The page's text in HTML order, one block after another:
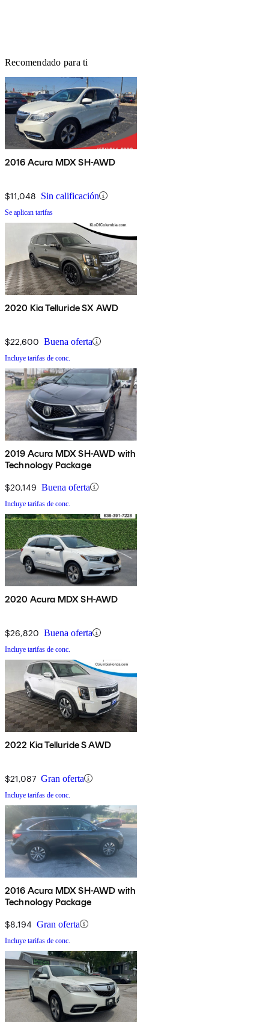
Recomendado para ti
2016 Acura MDX SH-AWD
$11,048 Sin calificación
Se aplican tarifas
2020 Kia Telluride SX AWD
$22,600 Buena oferta
Incluye tarifas de conc.
2019 Acura MDX SH-AWD with
Technology Package
$20,149 Buena oferta
Incluye tarifas de conc.
2020 Acura MDX SH-AWD
$26,820 Buena oferta
Incluye tarifas de conc.
2022 Kia Telluride S AWD
$21,087 Gran oferta
Incluye tarifas de conc.
2016 Acura MDX SH-AWD with
Technology Package
$8,194 Gran oferta
Incluye tarifas de conc.